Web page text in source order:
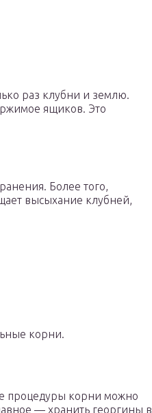
раз клубни и землю.
ящиков. Это
Более того,
высыхание клубней,
корни.
процедуры корни можно
— хранить георгины в